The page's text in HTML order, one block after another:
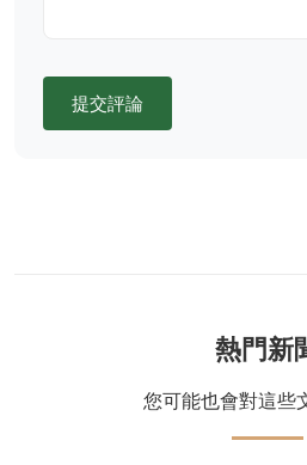
提交評論
熱門新
您可能也會對這些